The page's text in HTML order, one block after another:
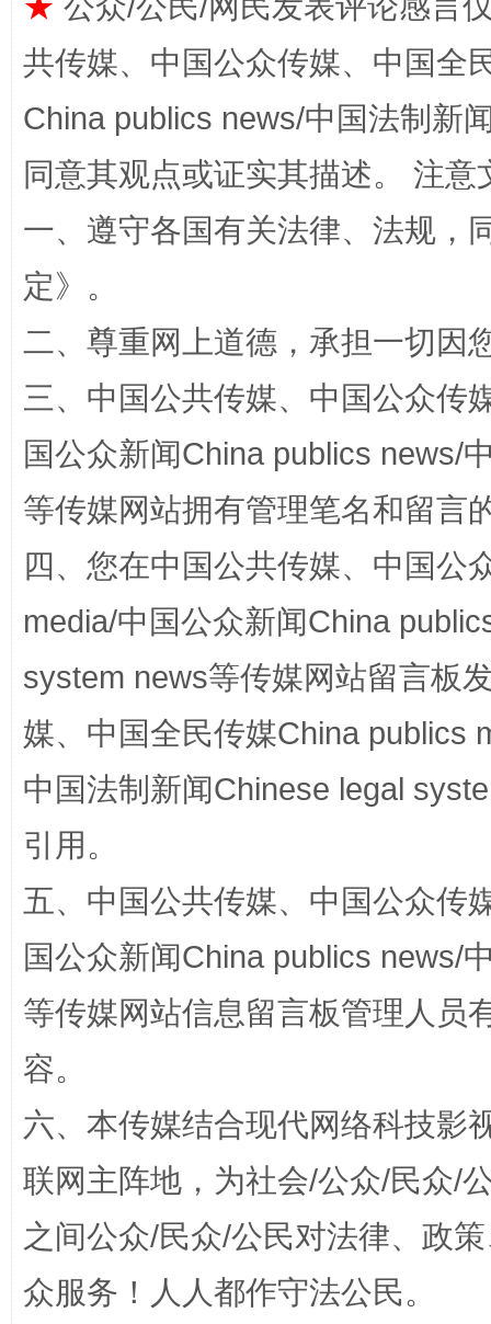
全民健身五年计划来了！等你上场
国家大学科技园优化重塑工作
共传媒、中国公众传媒、中国全
China publics news/中国法制新
同意其观点或证实其描述。 注
一、遵守各国有关法律、法规，
定》。
二、尊重网上道德，承担一切因
三、中国公共传媒、中国公众传
国公众新闻China publics news/
等传媒网站拥有管理笔名和留言
四、您在中国公共传媒、中国公
media/中国公众新闻China
system news等传媒网站留言板
媒、中国全民传媒China publics
中国法制新闻Chinese legal
引用。
五、中国公共传媒、中国公众传
国公众新闻China publics news/
等传媒网站信息留言板管理人员
容。
六、本传媒结合现代网络科技影
联网主阵地，为社会/公众/民众/
之间公众/民众/公民对法律、政
众服务！人人都作守法公民。